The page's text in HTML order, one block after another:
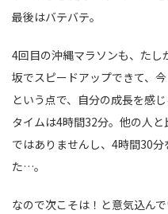
最後はバテバテ。
4回目の沖縄マラソンも、たし
坂でスピードアップできて、
という点で、自分の成長を感
タイムは4時間32分。他の人
ではありませんし、4時間30
た…。
なので次こそは！と意気込ん